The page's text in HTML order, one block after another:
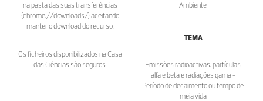
na pasta das suas transferências
(chrome://downloads/) aceitando
manter o download do recurso.
Os ficheiros disponibilizados na Casa
das Ciências são seguros.
Ambiente
TEMA
Emissões radioactivas: partículas
alfa e beta e radiações gama -
Período de decaimento ou tempo de
meia vida